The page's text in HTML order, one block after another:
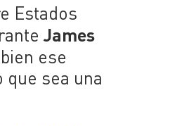
Estados
James
ese
que sea una